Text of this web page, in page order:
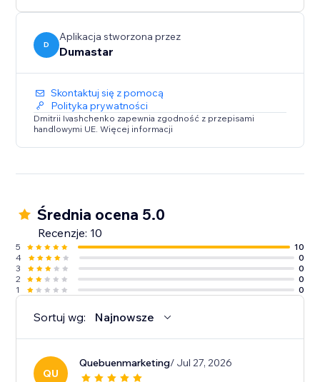
D
Aplikacja stworzona przez
Dumastar
Skontaktuj się z pomocą
Polityka prywatności
Dmitrii Ivashchenko zapewnia zgodność z przepisami
handlowymi UE. Więcej informacji
Średnia ocena 5.0
Recenzje: 10
5
10
4
0
3
0
2
0
1
0
Sortuj wg: Najnowsze
QU
Quebuenmarketing/ Jul 27, 2026